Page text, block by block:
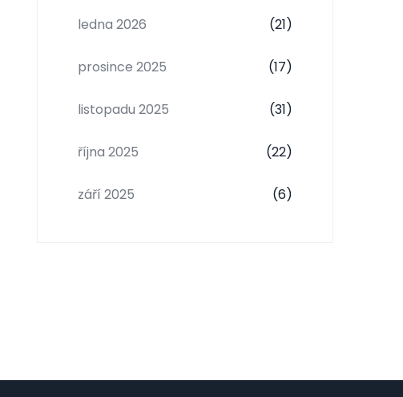
ledna 2026 (21)
prosince 2025 (17)
listopadu 2025 (31)
října 2025 (22)
září 2025 (6)